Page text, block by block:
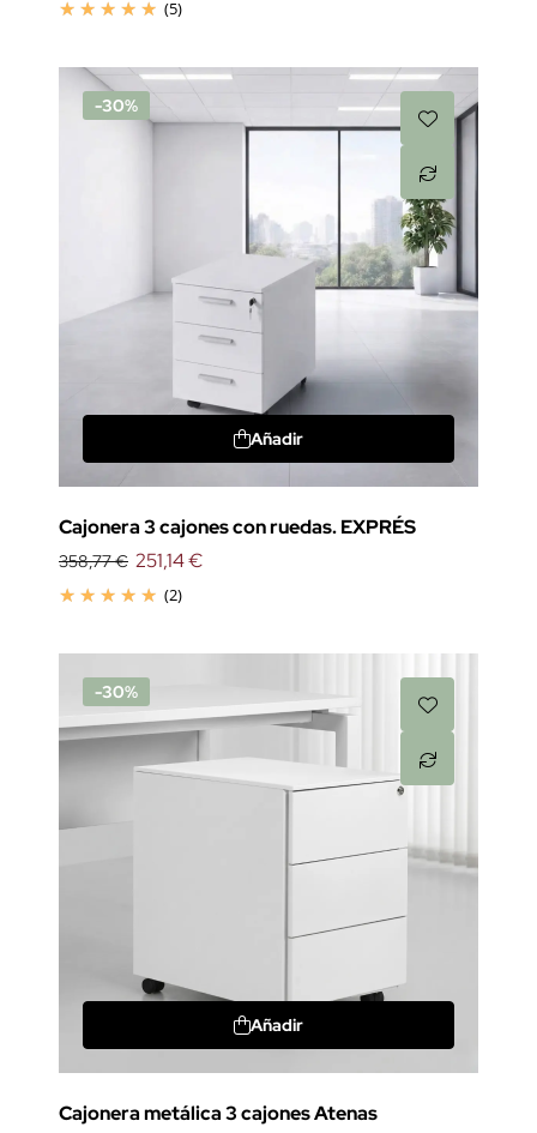
(5)
-30%
Añadir
Cajonera 3 cajones con ruedas. EXPRÉS
358,77 €
(2)
251,14 €
-30%
Añadir
Cajonera metálica 3 cajones Atenas